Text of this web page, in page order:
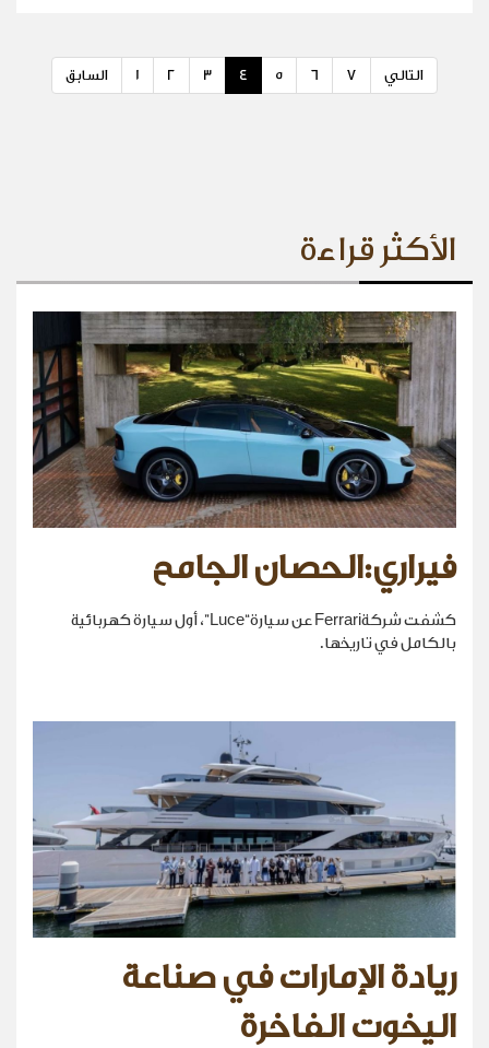
السابق 1 2 3 4 5 6 7 التالي
الأكثر قراءة
فيراري:الحصان الجامح
كشفت شركةFerrari عن سيارة“Luce”، أول سيارة كهربائية
بالكامل في تاريخها.
ريادة الإمارات في صناعة
اليخوت الفاخرة